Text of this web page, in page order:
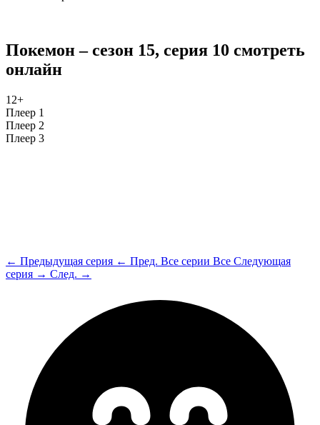
Покемон – сезон 15, серия 10 смотреть
онлайн
12+
Плеер 1
Плеер 2
Плеер 3
← Предыдущая серия ← Пред. Все серии Все Следующая
серия → След. →